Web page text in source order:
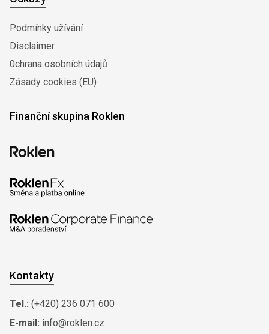
Podmínky užívání
Disclaimer
0chrana osobních údajů
Zásady cookies (EU)
Finanční skupina Roklen
Kontakty
Tel.: (+420) 236 071 600
E-mail: info@roklen.cz